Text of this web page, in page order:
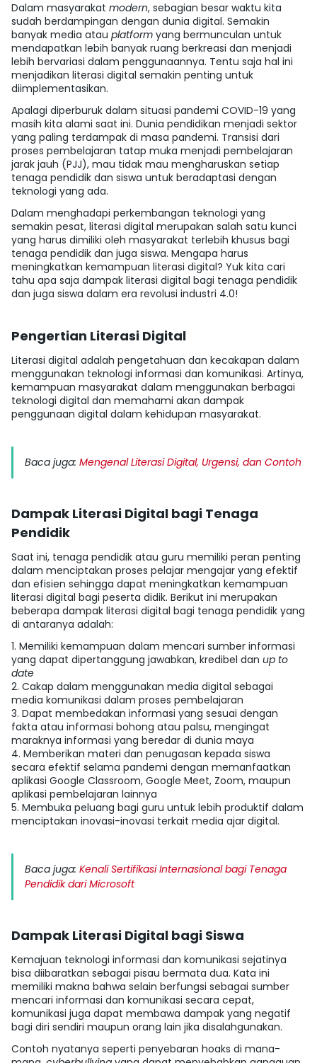
Dalam masyarakat modern, sebagian besar waktu kita
sudah berdampingan dengan dunia digital. Semakin
banyak media atau platform yang bermunculan untuk
mendapatkan lebih banyak ruang berkreasi dan menjadi
lebih bervariasi dalam penggunaannya. Tentu saja hal ini
menjadikan literasi digital semakin penting untuk
diimplementasikan.
Apalagi diperburuk dalam situasi pandemi COVID-19 yang
masih kita alami saat ini. Dunia pendidikan menjadi sektor
yang paling terdampak di masa pandemi. Transisi dari
proses pembelajaran tatap muka menjadi pembelajaran
jarak jauh (PJJ), mau tidak mau mengharuskan setiap
tenaga pendidik dan siswa untuk beradaptasi dengan
teknologi yang ada.
Dalam menghadapi perkembangan teknologi yang
semakin pesat, literasi digital merupakan salah satu kunci
yang harus dimiliki oleh masyarakat terlebih khusus bagi
tenaga pendidik dan juga siswa. Mengapa harus
meningkatkan kemampuan literasi digital? Yuk kita cari
tahu apa saja dampak literasi digital bagi tenaga pendidik
dan juga siswa dalam era revolusi industri 4.0!
Pengertian Literasi Digital
Literasi digital adalah pengetahuan dan kecakapan dalam
menggunakan teknologi informasi dan komunikasi. Artinya,
kemampuan masyarakat dalam menggunakan berbagai
teknologi digital dan memahami akan dampak
penggunaan digital dalam kehidupan masyarakat.
Baca juga: Mengenal Literasi Digital, Urgensi, dan Contoh
Dampak Literasi Digital bagi Tenaga
Pendidik
Saat ini, tenaga pendidik atau guru memiliki peran penting
dalam menciptakan proses pelajar mengajar yang efektif
dan efisien sehingga dapat meningkatkan kemampuan
literasi digital bagi peserta didik. Berikut ini merupakan
beberapa dampak literasi digital bagi tenaga pendidik yang
di antaranya adalah:
1. Memiliki kemampuan dalam mencari sumber informasi
yang dapat dipertanggung jawabkan, kredibel dan up to
date
2. Cakap dalam menggunakan media digital sebagai
media komunikasi dalam proses pembelajaran
3. Dapat membedakan informasi yang sesuai dengan
fakta atau informasi bohong atau palsu, mengingat
maraknya informasi yang beredar di dunia maya
4. Memberikan materi dan penugasan kepada siswa
secara efektif selama pandemi dengan memanfaatkan
aplikasi Google Classroom, Google Meet, Zoom, maupun
aplikasi pembelajaran lainnya
5. Membuka peluang bagi guru untuk lebih produktif dalam
menciptakan inovasi-inovasi terkait media ajar digital.
Baca juga: Kenali Sertifikasi Internasional bagi Tenaga
Pendidik dari Microsoft
Dampak Literasi Digital bagi Siswa
Kemajuan teknologi informasi dan komunikasi sejatinya
bisa diibaratkan sebagai pisau bermata dua. Kata ini
memiliki makna bahwa selain berfungsi sebagai sumber
mencari informasi dan komunikasi secara cepat,
komunikasi juga dapat membawa dampak yang negatif
bagi diri sendiri maupun orang lain jika disalahgunakan.
Contoh nyatanya seperti penyebaran hoaks di mana-